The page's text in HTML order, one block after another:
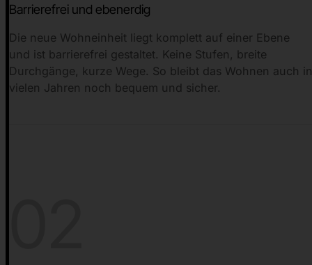
Barrierefrei und ebenerdig
Die neue Wohneinheit liegt komplett auf einer Ebene
und ist barrierefrei gestaltet. Keine Stufen, breite
Durchgänge, kurze Wege. So bleibt das Wohnen auch
vielen Jahren noch bequem und sicher.